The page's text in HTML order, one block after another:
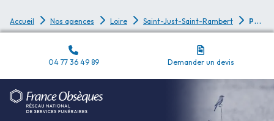
Accueil Nos agences Loire Saint-Just-Saint-Rambert P
ompes Funèbres Pompes Funèbres Pansier - Saint-Just-Saint-Rambert
04 77 36 49 89 Demander un devis